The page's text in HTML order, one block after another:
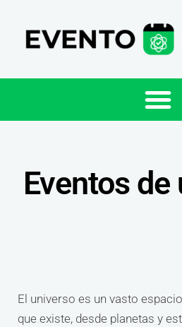
Eventos
El universo es un vasto
que existe, desde planetas y